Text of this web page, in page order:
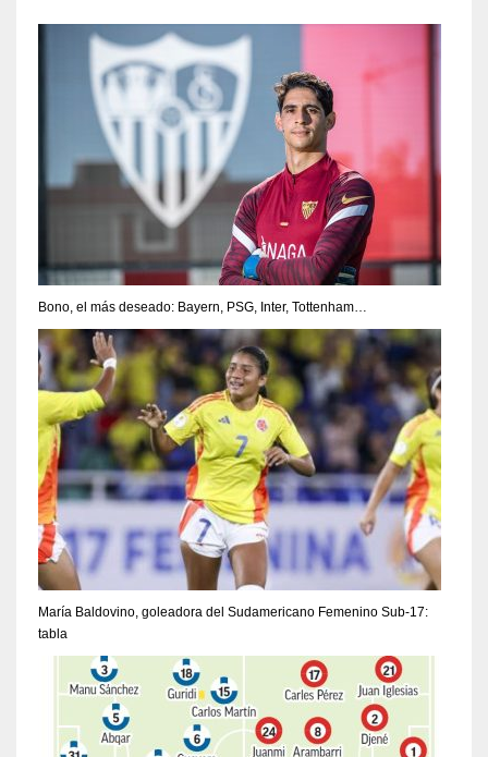
Bono, el más deseado: Bayern, PSG, Inter, Tottenham…
María Baldovino, goleadora del Sudamericano Femenino Sub-17:
tabla